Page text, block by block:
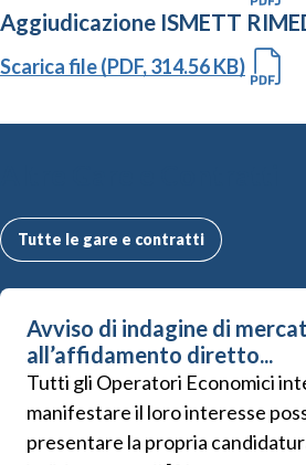
Aggiudicazione ISMETT
Scarica file (PDF, 314.56 KB)
Tutte le gare e contratti
Avviso di indagine di
all’affidamento diretto...
Tutti gli Operatori Economici
manifestare il loro interesse
presentare la propria